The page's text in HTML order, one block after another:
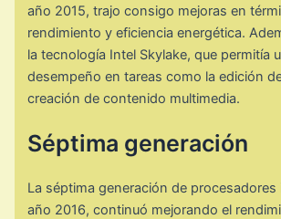
año 2015, trajo consigo mejoras en
rendimiento y eficiencia energética.
la tecnología Intel Skylake, que permitía
desempeño en tareas como la edición
creación de contenido multimedia.
Séptima generación
La séptima generación de procesadores
año 2016, continuó mejorando el